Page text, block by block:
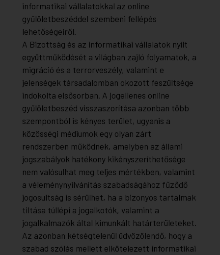
informatikai vállalatokkal az online
gyűlöletbeszéddel szembeni fellépés
lehetőségeiről.
A Bizottság és az informatikai vállalatok nyílt
együttműködését a világban zajló folyamatok, a
migráció és a terrorveszély, valamint e
jelenségek társadalomban okozott feszültsége
indokolta elsősorban. A jogellenes online
gyűlöletbeszéd visszaszorítása azonban több
szempontból is kényes terület, ugyanis a
közösségi médiumok egy olyan zárt
rendszerben működnek, amelyben az állami
jogszabályok hatékony kikényszeríthetősége
nem valósulhat meg teljes mértékben, valamint
a véleménynyilvánítás szabadságához fűződő
jogosultság is sérülhet, ha a bizonyos tartalmak
tiltása túllépi a jogalkotók, valamint a
jogalkalmazók által kimunkált határterületeket.
Az azonban kétségtelenül üdvözölendő, hogy a
szabad szólás mellett elkötelezett informatikai